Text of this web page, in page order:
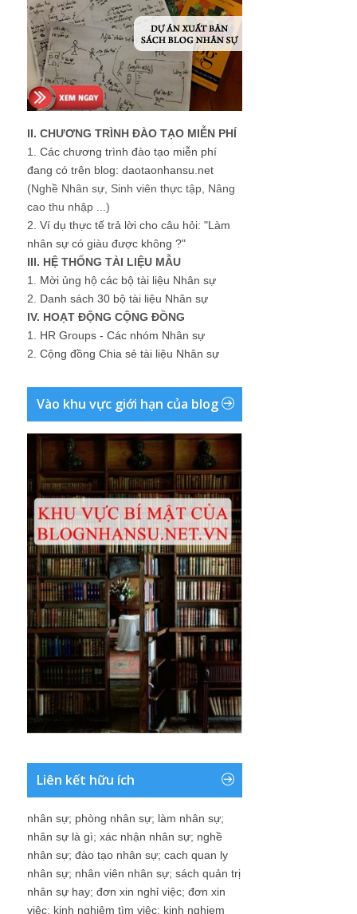
II. CHƯƠNG TRÌNH ĐÀO TẠO MIỄN PHÍ
1. Các chương trình đào tạo miễn phí
đang có trên blog: daotaonhansu.net
(Nghề Nhân sự, Sinh viên thực tập, Nâng
cao thu nhập ...)
2. Ví dụ thực tế trả lời cho câu hỏi: "Làm
nhân sự có giàu được không ?"
III. HỆ THỐNG TÀI LIỆU MẪU
1. Mời ủng hộ các bộ tài liệu Nhân sự
2. Danh sách 30 bộ tài liệu Nhân sự
IV. HOẠT ĐỘNG CỘNG ĐỒNG
1. HR Groups - Các nhóm Nhân sự
2. Cộng đồng Chia sẻ tài liệu Nhân sự
Vào khu vực giới hạn của blog
Liên kết hữu ích
nhân sự; phòng nhân sự; làm nhân sự;
nhân sự là gì; xác nhận nhân sự; nghề
nhân sự; đào tạo nhân sự; cach quan ly
nhân sự; nhân viên nhân sự; sách quản trị
nhân sự hay; đơn xin nghỉ việc; đơn xin
việc; kinh nghiệm tìm việc; kinh nghiem